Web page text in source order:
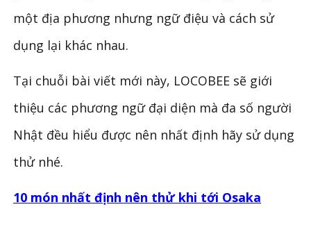
một địa phương nhưng ngữ điệu và cách sử
dụng lại khác nhau.
Tại chuỗi bài viết mới này, LOCOBEE sẽ giới
thiệu các phương ngữ đại diện mà đa số người
Nhật đều hiểu được nên nhất định hãy sử dụng
thử nhé.
10 món nhất định nên thử khi tới Osaka